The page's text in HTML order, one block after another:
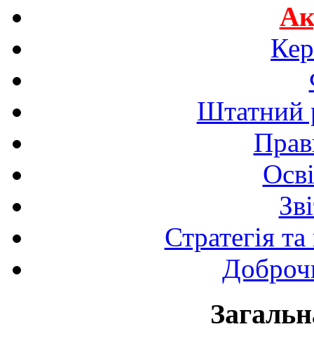
Штатний
Стратегія